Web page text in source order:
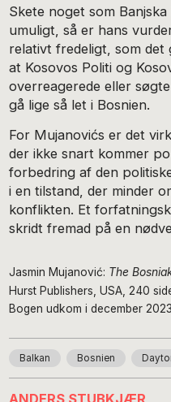
Skete noget som
umuligt, så er hans
relativt fredeligt, som det
at Kosovos Politi og
overreagerede eller
gå lige så let i Bosnien.
For Mujanovićs er det
der ikke snart kommer
forbedring af den
i en tilstand, der minder
konflikten. Et
skridt fremad på en
Jasmin Mujanović: The
Hurst Publishers, USA, 240
Bogen udkom i december
Balkan Bosnien
ANDERS STUBKJÆR